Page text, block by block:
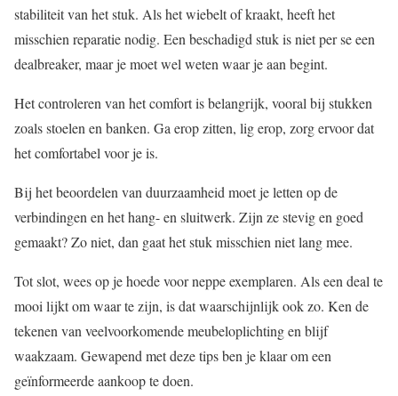
stabiliteit van het stuk. Als het wiebelt of kraakt, heeft het
misschien reparatie nodig. Een beschadigd stuk is niet per se een
dealbreaker, maar je moet wel weten waar je aan begint.
Het controleren van het comfort is belangrijk, vooral bij stukken
zoals stoelen en banken. Ga erop zitten, lig erop, zorg ervoor dat
het comfortabel voor je is.
Bij het beoordelen van duurzaamheid moet je letten op de
verbindingen en het hang- en sluitwerk. Zijn ze stevig en goed
gemaakt? Zo niet, dan gaat het stuk misschien niet lang mee.
Tot slot, wees op je hoede voor neppe exemplaren. Als een deal te
mooi lijkt om waar te zijn, is dat waarschijnlijk ook zo. Ken de
tekenen van veelvoorkomende meubeloplichting en blijf
waakzaam. Gewapend met deze tips ben je klaar om een
geïnformeerde aankoop te doen.